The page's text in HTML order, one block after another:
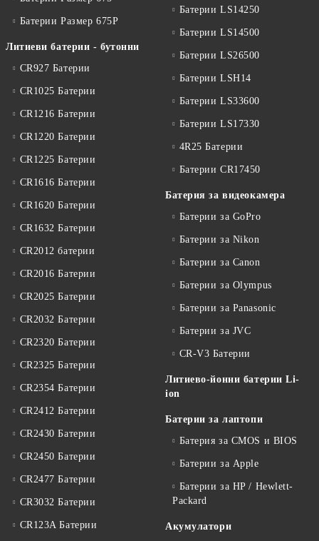
Батерии Размер 675P
Литиеви батерии - бутонни
CR927 Батерии
CR1025 Батерии
CR1216 Батерии
CR1220 Батерии
CR1225 Батерии
CR1616 Батерии
CR1620 Батерии
CR1632 Батерии
CR2012 батерии
CR2016 Батерии
CR2025 Батерии
CR2032 Батерии
CR2320 Батерии
CR2325 Батерии
CR2354 Батерии
CR2412 Батерии
CR2430 Батерии
CR2450 Батерии
CR2477 Батерии
CR3032 Батерии
CR123A Батерии
Батерии LS14250
Батерии LS14500
Батерии LS26500
Батерии LSH14
Батерии LS33600
Батерии LS17330
4R25 Батерии
Батерии CR17450
Батерия за видеокамера
Батерии за GoPro
Батерии за Nikon
Батерии за Canon
Батерии за Olympus
Батерии за Panasonic
Батерии за JVC
CR-V3 Батерии
Литиево-йонни батерии Li-
ion
Батерии за лаптопи
Батерия за CMOS и BIOS
Батерии за Apple
Батерии за HP / Hewlett-
Packard
Акумулатори